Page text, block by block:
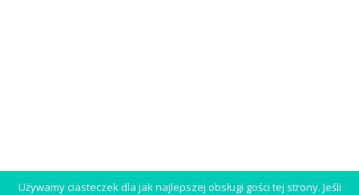
Używamy ciasteczek dla jak najlepszej obsługi gości tej strony. Jeśli